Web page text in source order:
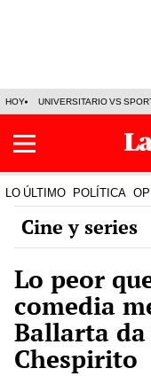
HOY UNIVERSITARIO VS
LO ÚLTIMO POLÍTICA
Cine y series
Lo peor
comedia
Ballarta
Chespirito